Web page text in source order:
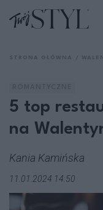
5 top
na
Kania Kamińska
11.01.2024 14:50